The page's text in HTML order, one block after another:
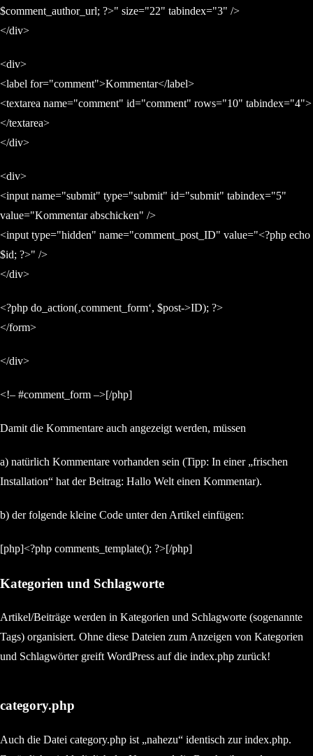
$comment_author_url; ?>" size="22" tabindex="3" />
</div>
<div>
<label for="comment">Kommentar</label>
<textarea name="comment" id="comment" rows="10" tabindex="4">
</textarea>
</div>
<div>
<input name="submit" type="submit" id="submit" tabindex="5"
value="Kommentar abschicken" />
<input type="hidden" name="comment_post_ID" value="<?php echo
$id; ?>" />
</div>
<?php do_action(‚comment_form‘, $post->ID); ?>
</form>
</div>
<!– #comment_form –>[/php]
Damit die Kommentare auch angezeigt werden, müssen
a) natürlich Kommentare vorhanden sein (Tipp: In einer „frischen
Installation“ hat der Beitrag: Hallo Welt einen Kommentar).
b) der folgende kleine Code unter den Artikel einfügen:
[php]<?php comments_template(); ?>[/php]
Kategorien und Schlagworte
Artikel/Beiträge werden in Kategorien und Schlagworte (sogenannte
Tags) organisiert. Ohne diese Dateien zum Anzeigen von Kategorien
und Schlagwörter greift WordPress auf die index.php zurück!
category.php
Auch die Datei category.php ist „nahezu“ identisch zur index.php.